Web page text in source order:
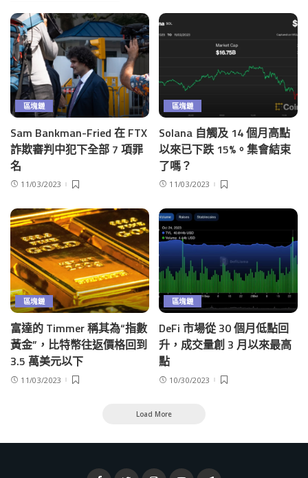
區塊鏈
Sam Bankman-Fried 在 FTX
詐欺審判中犯下全部 7 項罪
名
11/03/2023
區塊鏈
Solana 自觸及 14 個月高點
以來已下跌 15%。集會結束
了嗎？
11/03/2023
區塊鏈
富達的 Timmer 稱其為“指數
黃金”，比特幣往返價格回到
3.5 萬美元以下
11/03/2023
區塊鏈
DeFi 市場從 30 個月低點回
升，成交量創 3 月以來最高
點
10/30/2023
Load More